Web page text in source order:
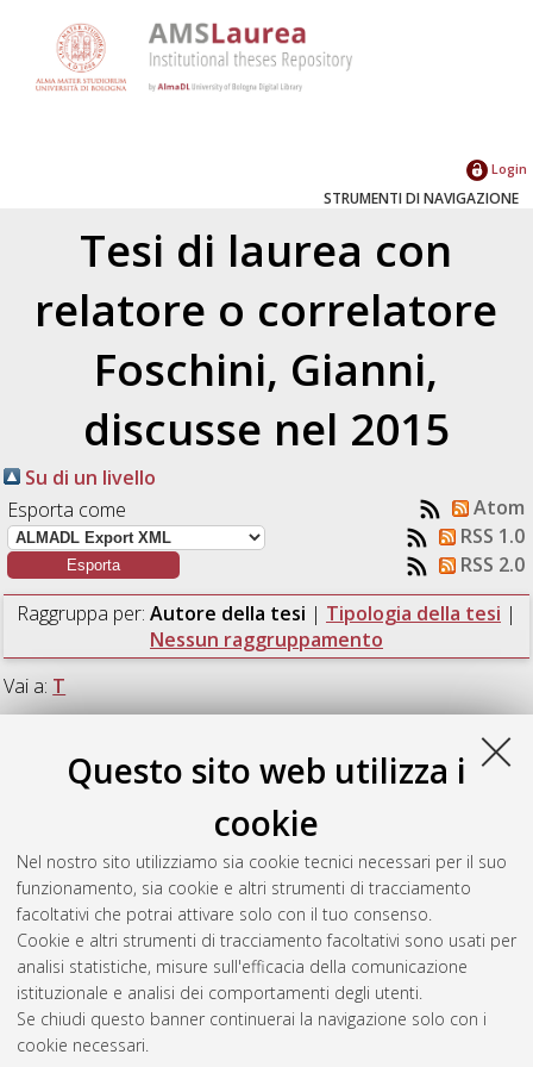
Questo sito web utilizza i
cookie
Nel nostro sito utilizziamo sia cookie tecnici necessari per il suo
funzionamento, sia cookie e altri strumenti di tracciamento
facoltativi che potrai attivare solo con il tuo consenso.
Cookie e altri strumenti di tracciamento facoltativi sono usati per
analisi statistiche, misure sull'efficacia della comunicazione
istituzionale e analisi dei comportamenti degli utenti.
Se chiudi questo banner continuerai la navigazione solo con i
cookie necessari.
Login
STRUMENTI DI NAVIGAZIONE
Tesi di laurea con
relatore o correlatore
Foschini, Gianni,
discusse nel 2015
Su di un livello
Esporta come
Atom
RSS 1.0
RSS 2.0
Raggruppa per: Autore della tesi | Tipologia della tesi |
Nessun raggruppamento
Vai a: T
Tura, Luca (2015)Sviluppo dell'ingegneria di cantiere per la
realizzazione di moduli "local equipment room".[Laurea
magistrale], Università di Bologna, Corso di Studio in
Ingegneria meccanica [LM-DM270] - Forli'
Questa lista e' stata generata ilFri Aug 7 13:22:10 2026 CEST